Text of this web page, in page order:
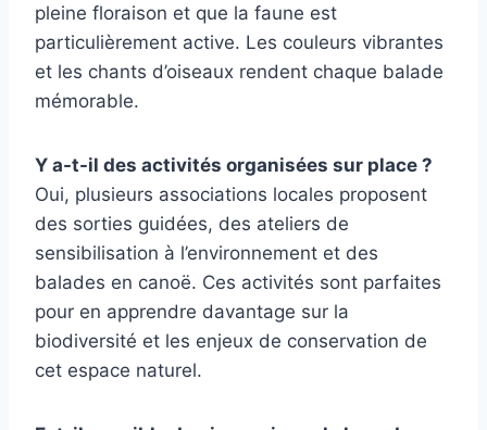
pleine floraison et que la faune est
particulièrement active. Les couleurs vibrantes
et les chants d’oiseaux rendent chaque balade
mémorable.
Y a-t-il des activités organisées sur place ?
Oui, plusieurs associations locales proposent
des sorties guidées, des ateliers de
sensibilisation à l’environnement et des
balades en canoë. Ces activités sont parfaites
pour en apprendre davantage sur la
biodiversité et les enjeux de conservation de
cet espace naturel.